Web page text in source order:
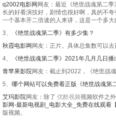
q2002电影网网友：最近《绝世战魂第二
长的好看演技好，剧情也很好啊，真的不
一个基本开二倍速的人来讲，这是一个多大
3、
《绝世战魂第二季》有多少集？
秋霞电影网网友：正片。具体总集数可以去
4、
《绝世战魂第二季》2021年几月几日播
青苹果影院网友：截止到2022，《绝世战
5、 哪个网站可以免费看正版《绝世战魂第
艾玛影院网友：除了 优酷视频视频软件之
影网-最新电视剧_电影大全_免费在线观看
版视频。